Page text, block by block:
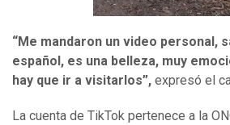
“Me mandaron un video personal,
español, es una belleza, muy
hay que ir a visitarlos”, expresó el
La cuenta de TikTok pertenece a la